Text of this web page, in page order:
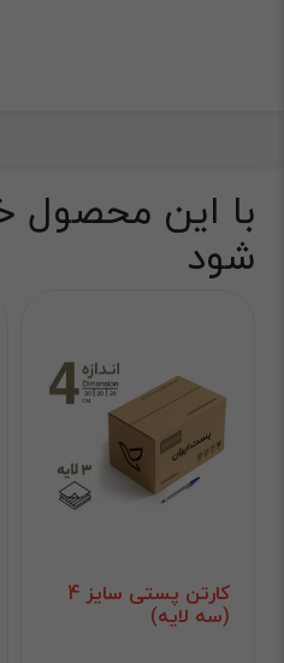
با این محصول
شود
کارتن پستی سایز 4
(سه لایه)